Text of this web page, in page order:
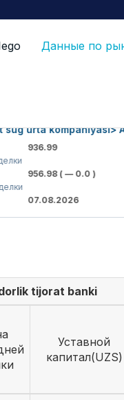
Данные по
kompaniyasi> AJ)
936.99
956.98( — 0.0 )
07.08.2026
tijorat banki
Уставной
капитал(UZS)